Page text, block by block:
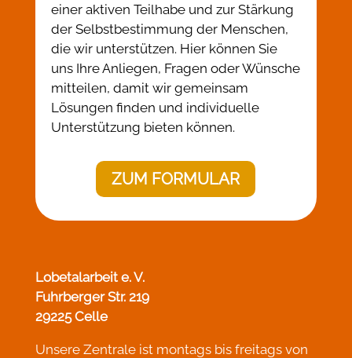
einer aktiven Teilhabe und zur Stärkung
der Selbstbestimmung der Menschen,
die wir unterstützen. Hier können Sie
uns Ihre Anliegen, Fragen oder Wünsche
mitteilen, damit wir gemeinsam
Lösungen finden und individuelle
Unterstützung bieten können.
ZUM FORMULAR
Lobetalarbeit e. V.
Fuhrberger Str. 219
29225 Celle
Unsere Zentrale ist montags bis freitags von